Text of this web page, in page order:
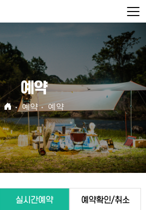
예약
예약 예약
실시간예약 예약확인/취소